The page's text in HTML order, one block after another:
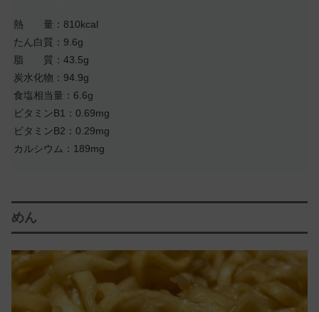
熱 量：810kcal
たん白質：9.6g
脂 質：43.5g
炭水化物：94.9g
食塩相当量：6.6g
ビタミンB1：0.69mg
ビタミンB2：0.29mg
カルシウム：189mg
めん